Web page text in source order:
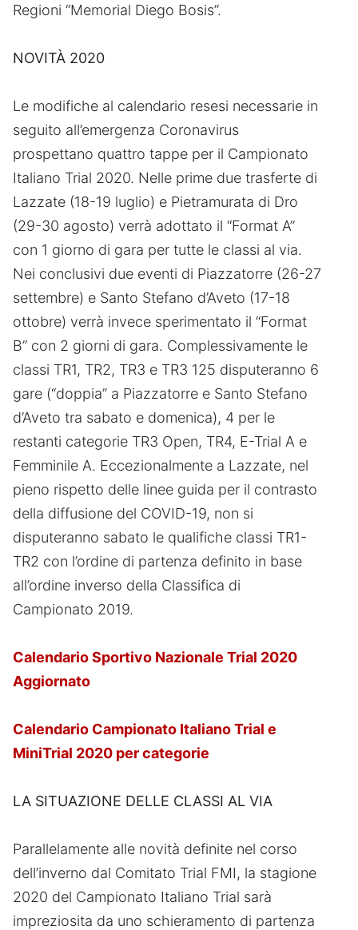
Regioni “Memorial Diego Bosis”.
NOVITÀ 2020
Le modifiche al calendario resesi necessarie in
seguito all’emergenza Coronavirus
prospettano quattro tappe per il Campionato
Italiano Trial 2020. Nelle prime due trasferte di
Lazzate (18-19 luglio) e Pietramurata di Dro
(29-30 agosto) verrà adottato il “Format A”
con 1 giorno di gara per tutte le classi al via.
Nei conclusivi due eventi di Piazzatorre (26-27
settembre) e Santo Stefano d’Aveto (17-18
ottobre) verrà invece sperimentato il “Format
B” con 2 giorni di gara. Complessivamente le
classi TR1, TR2, TR3 e TR3 125 disputeranno 6
gare (“doppia” a Piazzatorre e Santo Stefano
d’Aveto tra sabato e domenica), 4 per le
restanti categorie TR3 Open, TR4, E-Trial A e
Femminile A. Eccezionalmente a Lazzate, nel
pieno rispetto delle linee guida per il contrasto
della diffusione del COVID-19, non si
disputeranno sabato le qualifiche classi TR1-
TR2 con l’ordine di partenza definito in base
all’ordine inverso della Classifica di
Campionato 2019.
Calendario Sportivo Nazionale Trial 2020
Aggiornato
Calendario Campionato Italiano Trial e
MiniTrial 2020 per categorie
LA SITUAZIONE DELLE CLASSI AL VIA
Parallelamente alle novità definite nel corso
dell’inverno dal Comitato Trial FMI, la stagione
2020 del Campionato Italiano Trial sarà
impreziosita da uno schieramento di partenza